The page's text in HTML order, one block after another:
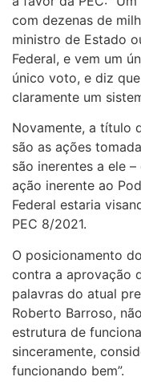
com dezenas de
ministro de Estado
Federal, e vem um
único voto, e diz
claramente um
Novamente, a título
são as ações
são inerentes a ele
ação inerente ao
Federal estaria
PEC 8/2021.
O posicionamento
contra a aprovação
palavras do atual
Roberto Barroso,
estrutura de
sinceramente,
funcionando bem”.